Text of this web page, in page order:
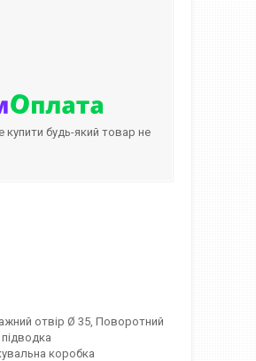
купити будь-який товар не
отвір Ø 35, Поворотний
коробка